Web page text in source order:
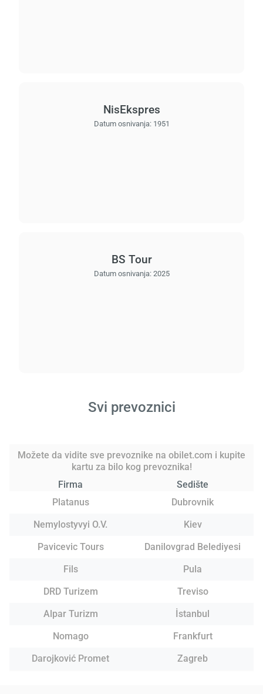
NisEkspres
Datum osnivanja: 1951
BS Tour
Datum osnivanja: 2025
Svi prevoznici
Možete da vidite sve prevoznike na obilet.com i kupite
kartu za bilo kog prevoznika!
Firma
Sedište
Platanus
Dubrovnik
Nemylostyvyi O.V.
Kiev
Pavicevic Tours
Danilovgrad Belediyesi
Fils
Pula
DRD Turizem
Treviso
Alpar Turizm
İstanbul
Nomago
Frankfurt
Darojković Promet
Zagreb